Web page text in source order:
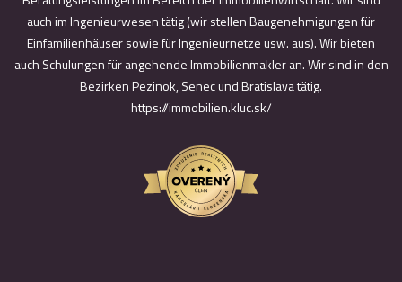
auch im Ingenieurwesen tätig (wir stellen Baugenehmigungen für
Einfamilienhäuser sowie für Ingenieurnetze usw. aus). Wir bieten
auch Schulungen für angehende Immobilienmakler an. Wir sind in den
Bezirken Pezinok, Senec und Bratislava tätig.
https://immobilien.kluc.sk/